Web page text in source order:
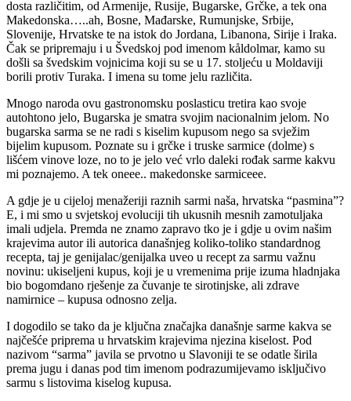
dosta različitim, od Armenije, Rusije, Bugarske, Grčke, a tek ona
Makedonska…..ah, Bosne, Mađarske, Rumunjske, Srbije,
Slovenije, Hrvatske te na istok do Jordana, Libanona, Sirije i Iraka.
Čak se pripremaju i u Švedskoj pod imenom kåldolmar, kamo su
došli sa švedskim vojnicima koji su se u 17. stoljeću u Moldaviji
borili protiv Turaka. I imena su tome jelu različita.
Mnogo naroda ovu gastronomsku poslasticu tretira kao svoje
autohtono jelo, Bugarska je smatra svojim nacionalnim jelom. No
bugarska sarma se ne radi s kiselim kupusom nego sa svježim
bijelim kupusom. Poznate su i grčke i truske sarmice (dolme) s
lišćem vinove loze, no to je jelo već vrlo daleki rođak sarme kakvu
mi poznajemo. A tek oneee.. makedonske sarmiceee.
A gdje je u cijeloj menažeriji raznih sarmi naša, hrvatska “pasmina”?
E, i mi smo u svjetskoj evoluciji tih ukusnih mesnih zamotuljaka
imali udjela. Premda ne znamo zapravo tko je i gdje u ovim našim
krajevima autor ili autorica današnjeg koliko-toliko standardnog
recepta, taj je genijalac/genijalka uveo u recept za sarmu važnu
novinu: ukiseljeni kupus, koji je u vremenima prije izuma hladnjaka
bio bogomdano rješenje za čuvanje te sirotinjske, ali zdrave
namirnice – kupusa odnosno zelja.
I dogodilo se tako da je ključna značajka današnje sarme kakva se
najčešće priprema u hrvatskim krajevima njezina kiselost. Pod
nazivom “sarma” javila se prvotno u Slavoniji te se odatle širila
prema jugu i danas pod tim imenom podrazumijevamo isključivo
sarmu s listovima kiselog kupusa.